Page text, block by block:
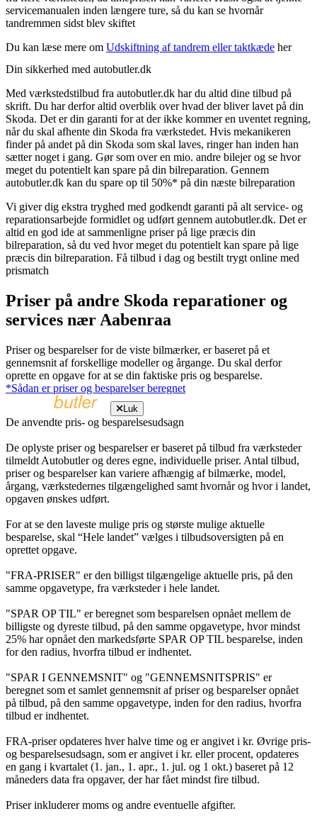
servicemanualen inden længere ture, så du kan se hvornår
tandremmen sidst blev skiftet
Du kan læse mere om Udskiftning af tandrem eller taktkæde her
Din sikkerhed med autobutler.dk
Med værkstedstilbud fra autobutler.dk har du altid dine tilbud på
skrift. Du har derfor altid overblik over hvad der bliver lavet på din
Skoda. Det er din garanti for at der ikke kommer en uventet regning,
når du skal afhente din Skoda fra værkstedet. Hvis mekanikeren
finder på andet på din Skoda som skal laves, ringer han inden han
sætter noget i gang. Gør som over en mio. andre bilejer og se hvor
meget du potentielt kan spare på din bilreparation. Gennem
autobutler.dk kan du spare op til 50%* på din næste bilreparation
Vi giver dig ekstra tryghed med godkendt garanti på alt service- og
reparationsarbejde formidlet og udført gennem autobutler.dk. Det er
altid en god ide at sammenligne priser på lige præcis din
bilreparation, så du ved hvor meget du potentielt kan spare på lige
præcis din bilreparation. Få tilbud i dag og bestilt trygt online med
prismatch
Priser på andre Skoda reparationer og
services nær Aabenraa
Priser og besparelser for de viste bilmærker, er baseret på et
gennemsnit af forskellige modeller og årgange. Du skal derfor
oprette en opgave for at se din faktiske pris og besparelse.
*Sådan er priser og besparelser beregnet
Luk
De anvendte pris- og besparelsesudsagn
De oplyste priser og besparelser er baseret på tilbud fra værksteder
tilmeldt Autobutler og deres egne, individuelle priser. Antal tilbud,
priser og besparelser kan variere afhængig af bilmærke, model,
årgang, værkstedernes tilgængelighed samt hvornår og hvor i landet,
opgaven ønskes udført.
For at se den laveste mulige pris og største mulige aktuelle
besparelse, skal “Hele landet” vælges i tilbudsoversigten på en
oprettet opgave.
"FRA-PRISER" er den billigst tilgængelige aktuelle pris, på den
samme opgavetype, fra værksteder i hele landet.
"SPAR OP TIL" er beregnet som besparelsen opnået mellem de
billigste og dyreste tilbud, på den samme opgavetype, hvor mindst
25% har opnået den markedsførte SPAR OP TIL besparelse, inden
for den radius, hvorfra tilbud er indhentet.
"SPAR I GENNEMSNIT" og "GENNEMSNITSPRIS" er
beregnet som et samlet gennemsnit af priser og besparelser opnået
på tilbud, på den samme opgavetype, inden for den radius, hvorfra
tilbud er indhentet.
FRA-priser opdateres hver halve time og er angivet i kr. Øvrige pris-
og besparelsesudsagn, som er angivet i kr. eller procent, opdateres
en gang i kvartalet (1. jan., 1. apr., 1. jul. og 1 okt.) baseret på 12
måneders data fra opgaver, der har fået mindst fire tilbud.
Priser inkluderer moms og andre eventuelle afgifter.